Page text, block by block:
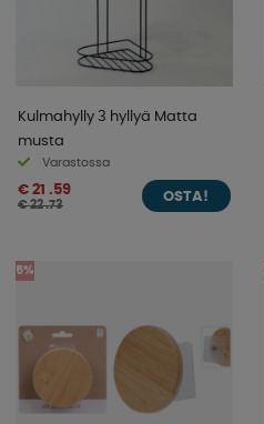
Kulmahylly 3 hyllyä Matta
musta
Varastossa
€ 21 .59
€ 22 .73
OSTA!
5%